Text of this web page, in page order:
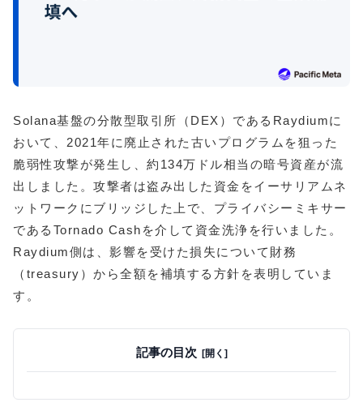
Solana基盤の分散型取引所（DEX）であるRaydiumに
おいて、2021年に廃止された古いプログラムを狙った
脆弱性攻撃が発生し、約134万ドル相当の暗号資産が流
出しました。攻撃者は盗み出した資金をイーサリアムネ
ットワークにブリッジした上で、プライバシーミキサー
であるTornado Cashを介して資金洗浄を行いました。
Raydium側は、影響を受けた損失について財務
（treasury）から全額を補填する方針を表明していま
す。
記事の目次